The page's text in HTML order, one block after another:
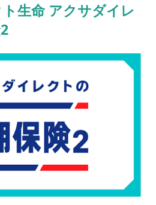
生命 アクサダイレ